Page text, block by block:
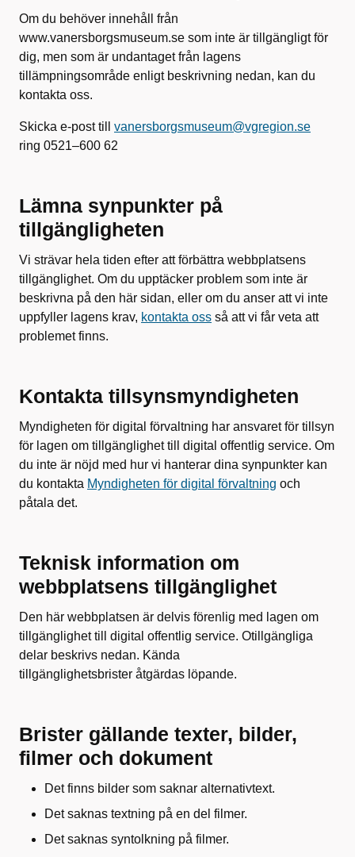
Om du behöver innehåll från
www.vanersborgsmuseum.se som inte är tillgängligt för
dig, men som är undantaget från lagens
tillämpningsområde enligt beskrivning nedan, kan du
kontakta oss.
Skicka e-post till vanersborgsmuseum@vgregion.se
ring 0521–600 62
Lämna synpunkter på
tillgängligheten
Vi strävar hela tiden efter att förbättra webbplatsens
tillgänglighet. Om du upptäcker problem som inte är
beskrivna på den här sidan, eller om du anser att vi inte
uppfyller lagens krav, kontakta oss så att vi får veta att
problemet finns.
Kontakta tillsynsmyndigheten
Myndigheten för digital förvaltning har ansvaret för tillsyn
för lagen om tillgänglighet till digital offentlig service. Om
du inte är nöjd med hur vi hanterar dina synpunkter kan
du kontakta Myndigheten för digital förvaltning och
påtala det.
Teknisk information om
webbplatsens tillgänglighet
Den här webbplatsen är delvis förenlig med lagen om
tillgänglighet till digital offentlig service. Otillgängliga
delar beskrivs nedan. Kända
tillgänglighetsbrister åtgärdas löpande.
Brister gällande texter, bilder,
filmer och dokument
Det finns bilder som saknar alternativtext.
Det saknas textning på en del filmer.
Det saknas syntolkning på filmer.